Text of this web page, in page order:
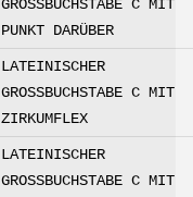
GROSSBUCHSTABE C MIT
PUNKT DARÜBER
LATEINISCHER
GROSSBUCHSTABE C MIT
ZIRKUMFLEX
LATEINISCHER
GROSSBUCHSTABE C MIT